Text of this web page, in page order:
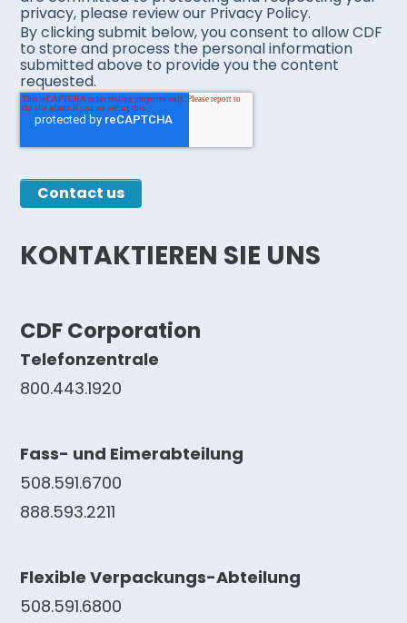
privacy, please review our Privacy Policy.
By clicking submit below, you consent to allow CDF
to store and process the personal information
submitted above to provide you the content
requested.
KONTAKTIEREN SIE UNS
CDF Corporation
Telefonzentrale
800.443.1920
Fass- und Eimerabteilung
508.591.6700
888.593.2211
Flexible Verpackungs-Abteilung
508.591.6800